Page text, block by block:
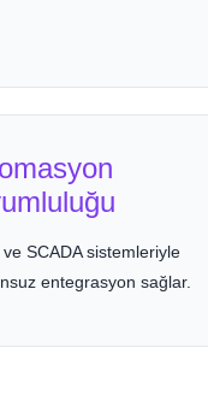
ve SCADA sistemleriyle
entegrasyon sağlar.